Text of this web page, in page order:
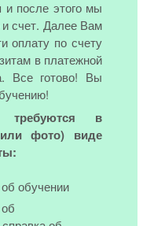
и после этого мы
счет. Далее Вам
оплату по счету
в платежной
Все готово! Вы
требуются в
фото) виде
обучении